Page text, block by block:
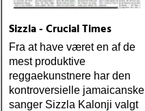
wpa (wpa records) ÅRETS
CÉLINE DION: zachary
garage)
Sizzla - Crucial Times
Fra at have været en af de
mest produktive
reggaekunstnere har den
kontroversielle jamaicanske
sanger Sizzla Kalonji valgt